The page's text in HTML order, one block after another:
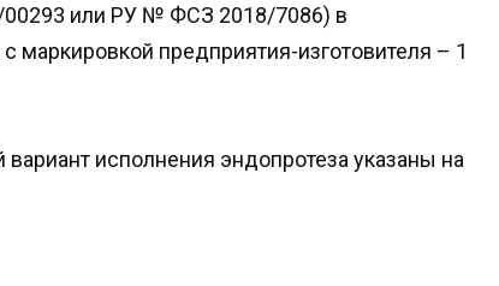
или РУ № ФСЗ 2018/7086) в
маркировкой предприятия-изготовителя – 1
исполнения эндопротеза указаны на